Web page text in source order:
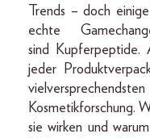
Trends – doch
echte
sind Kupferpeptide.
jeder
Kosmetikforschung.
sie wirken und